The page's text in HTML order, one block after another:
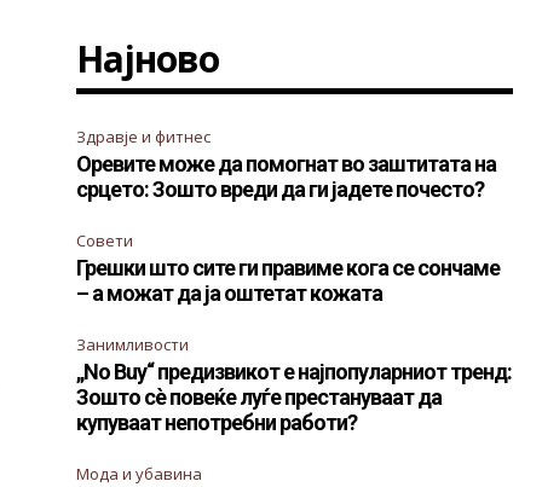
Најново
Здравје и фитнес
Оревите може да помогнат во заштитата на
срцето: Зошто вреди да ги јадете почесто?
Совети
Грешки што сите ги правиме кога се сончаме
– а можат да ја оштетат кожата
Занимливости
„No Buy“ предизвикот е најпопуларниот тренд:
Зошто сè повеќе луѓе престануваат да
купуваат непотребни работи?
Мода и убавина